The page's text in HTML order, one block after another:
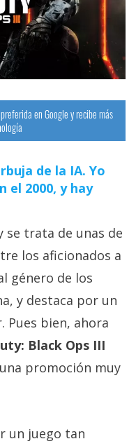
en Google y recibe más
de la IA. Yo
el 2000, y hay
se trata de unas de
los aficionados a
género de los
y destaca por un
Pues bien, ahora
Black Ops III
promoción muy
un juego tan